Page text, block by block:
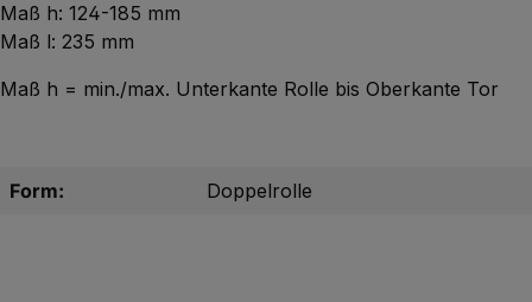
Maß h: 124-185 mm
Maß l: 235 mm
Maß h = min./max. Unterkante Rolle bis Oberkante Tor
Form: Doppelrolle